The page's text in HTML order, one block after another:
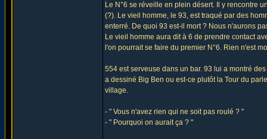
Le N°6 se réveille en plein désert. Il y rencontre
(?). Le vieil homme, le 93, est traqué par des
enterré. De quoi 93 est-il mort ? Nous n'aurons
Le vieil homme aura dit à 6 de prendre contact
l'on pourrait se faire du premier N°6. Rien n'est
554 est serveuse dans un bar. 93 lui a montré
a dessiné Big Ben ou est-ce plutôt la Tour du
village.
- " Vous n'avez rien qui ne soit pas roulé ? "
- " Pourquoi on aurait ça ? "